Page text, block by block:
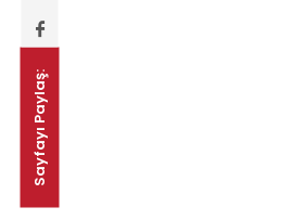
Sayfayı Paylaş: